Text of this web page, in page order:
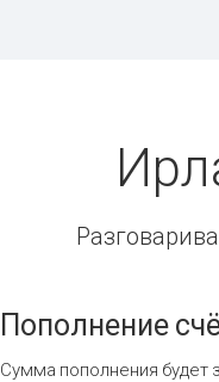
Пополнение
Сумма пополнения будет